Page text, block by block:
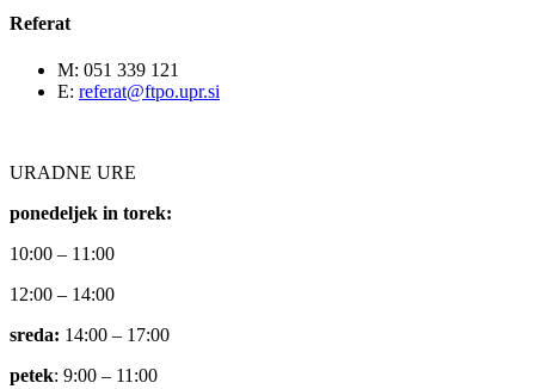
Referat
M: 051 339 121
E: referat@ftpo.upr.si
URADNE URE
ponedeljek in torek:
10:00 – 11:00
12:00 – 14:00
sreda: 14:00 – 17:00
petek: 9:00 – 11:00